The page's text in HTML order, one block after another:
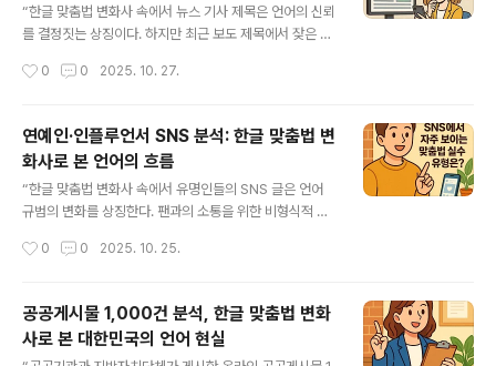
“한글 맞춤법 변화사 속에서 뉴스 기사 제목은 언어의 신뢰
를 결정짓는 상징이다. 하지만 최근 보도 제목에서 잦은 맞
의미를 분석한다.” 목차한글 맞춤법 변화사와 언론 언어의
언론의 언어 감수성과 미래의 맞춤법 방향 1. 한글 맞춤법
변화사와 언론 언어의 관계 한글 맞춤법 변화사는 단순히
글쓰기 규범의 역사만이 아니라, 사회의 언어 인식이 어떻
게 진화해 왔는지를 보여주는 기록이다. 그중에서도 언론
을 한다. 신문이나 뉴스 기사의 제목은 독자가 처음 마주하
0 0 2025. 10. 27.
연예인·인플루언서 SNS 분석: 한글 맞춤법 변
화사로 본 언어의 흐름
“한글 맞춤법 변화사 속에서 유명인들의 SNS 글은 언어
규범의 변화를 상징한다. 팬과의 소통을 위한 비형식적 표
대 언어 감각의 진화다.” 목차한글 맞춤법 변화사와 SNS
성SNS 언어가 맞춤법 규범에 남긴 흔적과 미래 방향 1. 한
글 맞춤법 변화사와 SNS 언어의 관계 한글 맞춤법 변화사
0 0 2025. 10. 25.
공공게시물 1,000건 분석, 한글 맞춤법 변화
사로 본 대한민국의 언어 현실